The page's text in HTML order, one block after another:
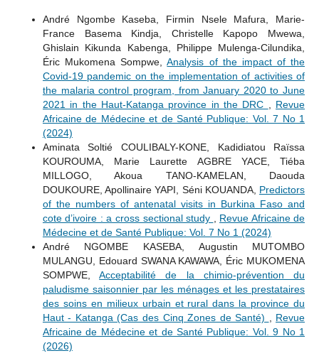
André Ngombe Kaseba, Firmin Nsele Mafura, Marie-
France Basema Kindja, Christelle Kapopo Mwewa,
Ghislain Kikunda Kabenga, Philippe Mulenga-Cilundika,
Éric Mukomena Sompwe,Analysis of the impact of the
Covid-19 pandemic on the implementation of activities of
the malaria control program, from January 2020 to June
2021 in the Haut-Katanga province in the DRC , Revue
Africaine de Médecine et de Santé Publique: Vol. 7 No 1
(2024)
Aminata Soltié COULIBALY-KONE, Kadidiatou Raïssa
KOUROUMA, Marie Laurette AGBRE YACE, Tiéba
MILLOGO, Akoua TANO-KAMELAN, Daouda
DOUKOURE, Apollinaire YAPI, Séni KOUANDA, Predictors
of the numbers of antenatal visits in Burkina Faso and
cote d’ivoire : a cross sectional study , Revue Africaine de
Médecine et de Santé Publique: Vol. 7 No 1 (2024)
André NGOMBE KASEBA, Augustin MUTOMBO
MULANGU, Edouard SWANA KAWAWA, Éric MUKOMENA
SOMPWE,Acceptabilité de la chimio-prévention du
paludisme saisonnier par les ménages et les prestataires
des soins en milieux urbain et rural dans la province du
Haut - Katanga (Cas des Cinq Zones de Santé) , Revue
Africaine de Médecine et de Santé Publique: Vol. 9 No 1
(2026)